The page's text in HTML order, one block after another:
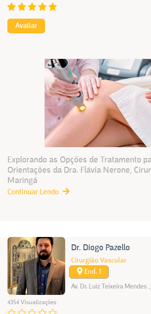
Avaliar
Explorando as Opções de Tratamento
Orientações da Dra. Flávia Nerone,
Maringá
Continuar Lendo
4354 Visualizações
Dr. Diogo Pazello
Cirurgião Vascular
End. 1
Av. Dr. Luiz Teixeira Mendes